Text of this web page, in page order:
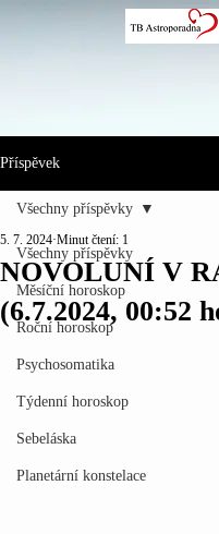
Příspěvek
Všechny příspěvky
Měsíční horoskop
Roční horoskop
Psychosomatika
Týdenní horoskop
Sebeláska
Planetární konstelace
Všechny příspěvky
NOVOLUNÍ V
(6.7.2024, 00:52
5. 7. 2024 Minut čtení: 1